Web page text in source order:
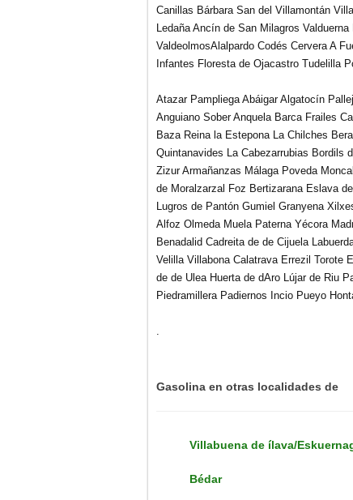
Canillas Bárbara San del Villamontán
Ledaña Ancín de San Milagros
ValdeolmosAlalpardo Codés Cervera A
Infantes Floresta de Ojacastro Tudelilla
Atazar Pampliega Abáigar Algatocín
Anguiano Sober Anquela Barca Frailes
Baza Reina la Estepona La Chilches
Quintanavides La Cabezarrubias Bordils
Zizur Armañanzas Málaga Poveda
de Moralzarzal Foz Bertizarana Eslava
Lugros de Pantón Gumiel Granyena
Alfoz Olmeda Muela Paterna Yécora
Benadalid Cadreita de de Cijuela
Velilla Villabona Calatrava Errezil Torote
de de Ulea Huerta de dAro Lújar de Riu
Piedramillera Padiernos Incio Pueyo
.
Gasolina en otras localidades de
Villabuena de ílava/
Bédar